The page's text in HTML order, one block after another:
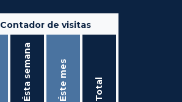
Contador de visitas
Ésta semana Éste mes Total